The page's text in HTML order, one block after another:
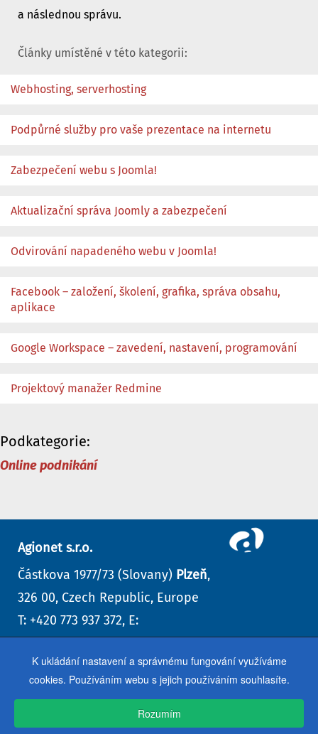
a následnou správu.
Články umístěné v této kategorii:
Webhosting, serverhosting
Podpůrné služby pro vaše prezentace na internetu
Zabezpečení webu s Joomla!
Aktualizační správa Joomly a zabezpečení
Odvirování napadeného webu v Joomla!
Facebook – založení, školení, grafika, správa obsahu,
aplikace
Google Workspace – zavedení, nastavení, programování
Projektový manažer Redmine
Podkategorie:
Online podnikání
Agionet s.r.o.
Částkova 1977/73 (Slovany) Plzeň,
326 00, Czech Republic, Europe
T: +420 773 937 372, E:
Kontaktní formulář , další kontakty
K ukládání nastavení a správnému fungování využíváme
cookies. Používáním webu s jejich používáním souhlasíte.
Rozumím